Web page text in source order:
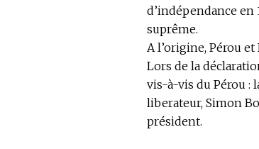
d’indépendance en
suprême.
A l’origine, Pérou
Lors de la
vis-à-vis du Pérou :
liberateur, Simon
président.